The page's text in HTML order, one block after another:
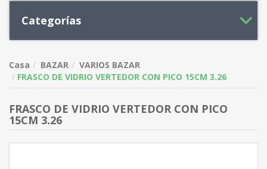
Categorías
Casa BAZAR
VARIOS BAZAR
FRASCO DE VIDRIO VERTEDOR CON PICO 15CM 3.26
FRASCO DE VIDRIO VERTEDOR CON PICO
15CM 3.26